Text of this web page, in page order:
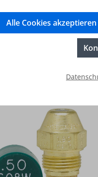
Delavan 0,60/70 W
13,65 €*
In den Warenkorb
Alle Cookies akzeptieren